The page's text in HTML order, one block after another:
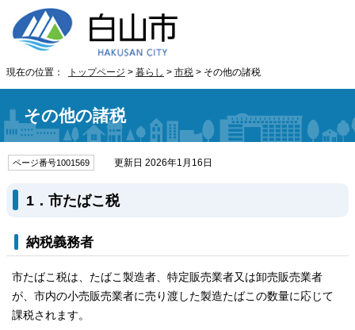
現在の位置： トップページ > 暮らし > 市税 > その他の諸税
その他の諸税
ページ番号1001569 更新日 2026年1月16日
1．市たばこ税
納税義務者
市たばこ税は、たばこ製造者、特定販売業者又は卸売販売業者
が、市内の小売販売業者に売り渡した製造たばこの数量に応じて
課税されます。